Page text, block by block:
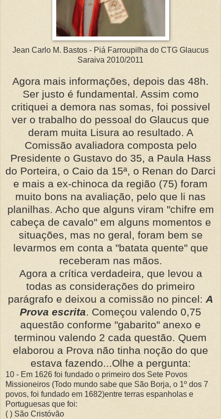
Jean Carlo M. Bastos - Piá Farroupilha do CTG Glaucus
Saraiva 2010/2011
Agora mais informações, depois das 48h.
Ser justo é fundamental. Assim como
critiquei a demora nas somas, foi possivel
ver o trabalho do pessoal do Glaucus que
deram muita Lisura ao resultado. A
Comissão avaliadora composta pelo
Presidente o Gustavo do 35, a Paula Hass
do Porteira, o Caio da 15ª, o Renan do Darci
e mais a ex-chinoca da região (75) foram
muito bons na avaliação, pelo que li nas
planilhas. Acho que alguns viram "chifre em
cabeça de cavalo" em alguns momentos e
situações, mas no geral, foram bem se
levarmos em conta a "batata quente" que
receberam nas mãos.
Agora a crítica verdadeira, que levou a
todas as considerações do primeiro
parágrafo e deixou a comissão no pincel: A
Prova escrita. Começou valendo 0,75
aquestão conforme "gabarito" anexo e
terminou valendo 2 cada questão. Quem
elaborou a Prova não tinha noção do que
estava fazendo...Olhe a pergunta:
10 - Em 1626 foi fundado o primeiro dos Sete Povos
Missioneiros (Todo mundo sabe que São Borja, o 1º dos 7
povos, foi fundado em 1682)entre terras espanholas e
Portuguesas que foi:
( ) São Cristóvão